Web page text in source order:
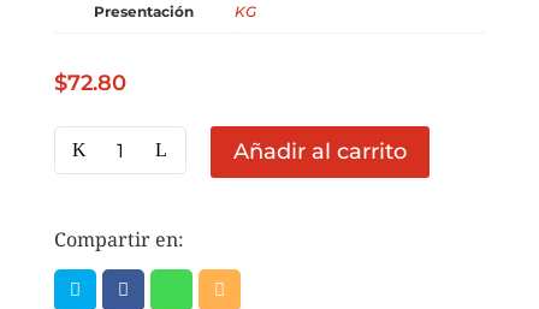
Presentación KG
$72.80
CB
MIEL
cantidad
Añadir al carrito
Compartir en: